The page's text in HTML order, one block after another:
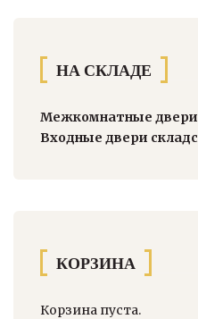
НА СКЛАДЕ
Межкомнатные двери
Входные двери
КОРЗИНА
Корзина пуста.